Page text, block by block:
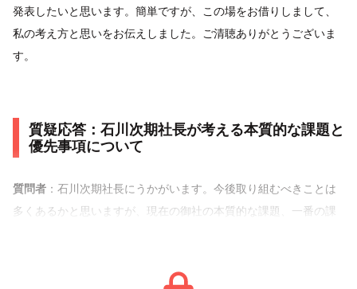
発表したいと思います。簡単ですが、この場をお借りしまして、
私の考え方と思いをお伝えしました。ご清聴ありがとうございま
す。
質疑応答：石川次期社長が考える本質的な課題と
優先事項について
質問者 ：石川次期社長にうかがいます。今後取り組むべきことは
多くあるかと思いますが、現在の御社の本質的な課題、一番の課